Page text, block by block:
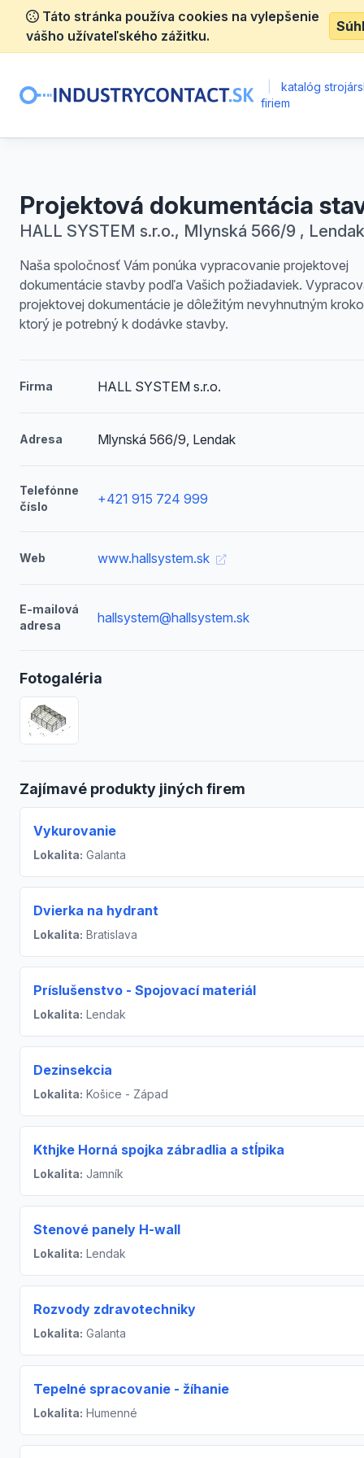
Táto stránka používa cookies na vylepšenie
vášho užívateľského zážitku.
katalóg
firiem
Projektová dokumentácia
HALL SYSTEM s.r.o., Mlynská 566/9 , Lendak
Naša spoločnosť Vám ponúka vypracovanie projektovej
dokumentácie stavby podľa Vašich požiadaviek.
projektovej dokumentácie je dôležitým nevyhnutným
ktorý je potrebný k dodávke stavby.
Firma HALL SYSTEM s.r.o.
Adresa Mlynská 566/9, Lendak
Telefónne
číslo
+421 915 724 999
Web www.hallsystem.sk
E-mailová
adresa
hallsystem@hallsystem.sk
Fotogaléria
Zajímavé produkty jiných firem
Vykurovanie
Lokalita: Galanta
Dvierka na hydrant
Lokalita: Bratislava
Príslušenstvo - Spojovací materiál
Lokalita: Lendak
Dezinsekcia
Lokalita: Košice - Západ
Kthjke Horná spojka zábradlia a stĺpika
Lokalita: Jamník
Stenové panely H-wall
Lokalita: Lendak
Rozvody zdravotechniky
Lokalita: Galanta
Tepelné spracovanie - žíhanie
Lokalita: Humenné